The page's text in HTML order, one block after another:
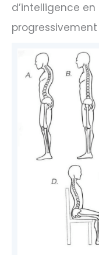
d’intelligence